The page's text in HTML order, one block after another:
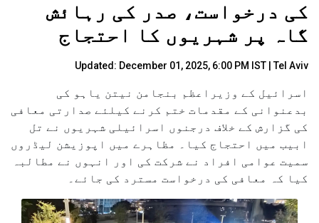
کی درخواست، صدر کی رہائش
گاہ پر شہریوں کا احتجاج
Updated: December 01, 2025, 6:00 PM IST | Tel Aviv
اسرائیل کے وزیراعظم بنجامن نیتن یاہو کی
بدعنوانی کے مقدمات ختم کرنے کیلئے صدارتی معافی
کی گزارش کے خلاف درجنوں اسرائیلی شہریوں نے تل
ابیب میں احتجاج کیا۔ مظاہرے میں اپوزیشن لیڈروں
سمیت عوامی افراد نے شرکت کی اور انہوں نے مطالبہ
کیا کہ معافی کی درخواست مسترد کی جائے۔